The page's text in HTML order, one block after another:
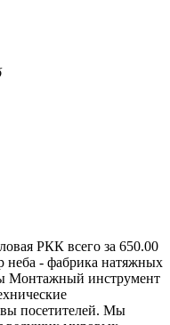
РКК всего за 650.00
неба - фабрика натяжных
Монтажный инструмент
посетителей. Мы